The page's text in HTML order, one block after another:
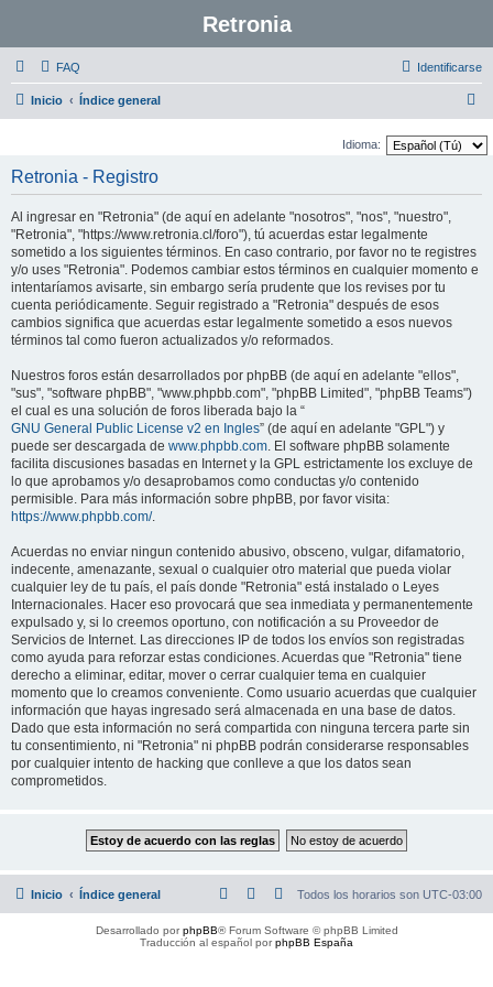
Retronia
FAQ Identificarse
Inicio Índice general
s
Idioma:
Retronia - Registro
Al ingresar en "Retronia" (de aquí en adelante "nosotros", "nos", "nuestro",
"Retronia", "https://www.retronia.cl/foro"), tú acuerdas estar legalmente
sometido a los siguientes términos. En caso contrario, por favor no te registres
y/o uses "Retronia". Podemos cambiar estos términos en cualquier momento e
intentaríamos avisarte, sin embargo sería prudente que los revises por tu
cuenta periódicamente. Seguir registrado a "Retronia" después de esos
cambios significa que acuerdas estar legalmente sometido a esos nuevos
términos tal como fueron actualizados y/o reformados.
Nuestros foros están desarrollados por phpBB (de aquí en adelante "ellos",
"sus", "software phpBB", "www.phpbb.com", "phpBB Limited", "phpBB Teams")
el cual es una solución de foros liberada bajo la “
GNU General Public License v2 en Ingles” (de aquí en adelante "GPL") y
puede ser descargada de www.phpbb.com. El software phpBB solamente
facilita discusiones basadas en Internet y la GPL estrictamente los excluye de
lo que aprobamos y/o desaprobamos como conductas y/o contenido
permisible. Para más información sobre phpBB, por favor visita:
https://www.phpbb.com/.
Acuerdas no enviar ningun contenido abusivo, obsceno, vulgar, difamatorio,
indecente, amenazante, sexual o cualquier otro material que pueda violar
cualquier ley de tu país, el país donde "Retronia" está instalado o Leyes
Internacionales. Hacer eso provocará que sea inmediata y permanentemente
expulsado y, si lo creemos oportuno, con notificación a su Proveedor de
Servicios de Internet. Las direcciones IP de todos los envíos son registradas
como ayuda para reforzar estas condiciones. Acuerdas que "Retronia" tiene
derecho a eliminar, editar, mover o cerrar cualquier tema en cualquier
momento que lo creamos conveniente. Como usuario acuerdas que cualquier
información que hayas ingresado será almacenada en una base de datos.
Dado que esta información no será compartida con ninguna tercera parte sin
tu consentimiento, ni "Retronia" ni phpBB podrán considerarse responsables
por cualquier intento de hacking que conlleve a que los datos sean
comprometidos.
Inicio Índice general Todos los horarios son UTC-03:00
Desarrollado porphpBB® Forum Software © phpBB Limited
Traducción al español porphpBB España